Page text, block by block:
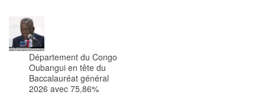
Département du Congo
Oubangui en tête du
Baccalauréat général
2026 avec 75,86%